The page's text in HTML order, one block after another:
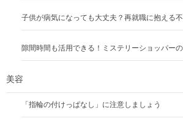
子供が病気になっても大丈夫？再就職に抱える
隙間時間も活用できる！ミステリーショッパー
美容
「指輪の付けっぱなし」に注意しましょう